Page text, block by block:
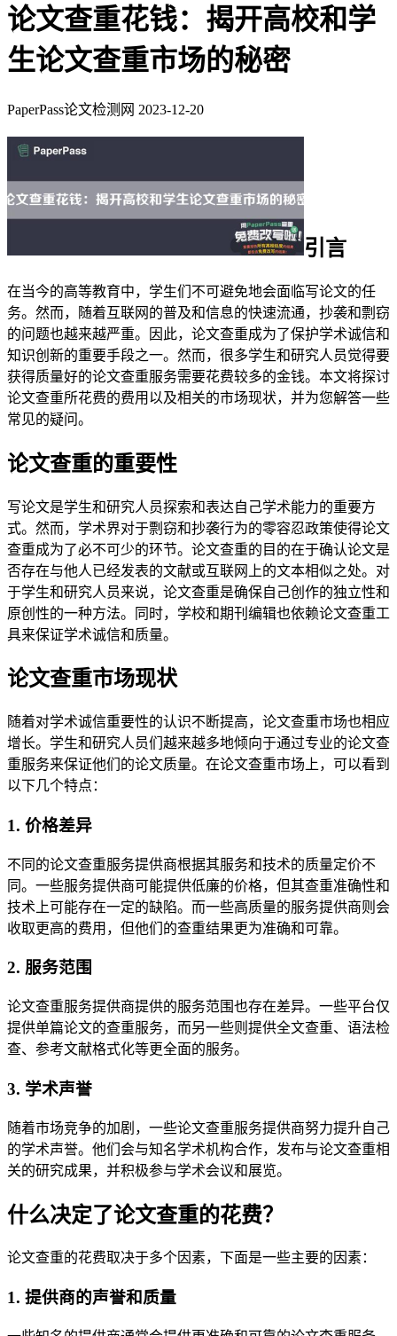
论文查重花钱：揭开高校和学
生论文查重市场的秘密
PaperPass论文检测网 2023-12-20
引言
在当今的高等教育中，学生们不可避免地会面临写论文的任
务。然而，随着互联网的普及和信息的快速流通，抄袭和剽窃
的问题也越来越严重。因此，论文查重成为了保护学术诚信和
知识创新的重要手段之一。然而，很多学生和研究人员觉得要
获得质量好的论文查重服务需要花费较多的金钱。本文将探讨
论文查重所花费的费用以及相关的市场现状，并为您解答一些
常见的疑问。
论文查重的重要性
写论文是学生和研究人员探索和表达自己学术能力的重要方
式。然而，学术界对于剽窃和抄袭行为的零容忍政策使得论文
查重成为了必不可少的环节。论文查重的目的在于确认论文是
否存在与他人已经发表的文献或互联网上的文本相似之处。对
于学生和研究人员来说，论文查重是确保自己创作的独立性和
原创性的一种方法。同时，学校和期刊编辑也依赖论文查重工
具来保证学术诚信和质量。
论文查重市场现状
随着对学术诚信重要性的认识不断提高，论文查重市场也相应
增长。学生和研究人员们越来越多地倾向于通过专业的论文查
重服务来保证他们的论文质量。在论文查重市场上，可以看到
以下几个特点：
1. 价格差异
不同的论文查重服务提供商根据其服务和技术的质量定价不
同。一些服务提供商可能提供低廉的价格，但其查重准确性和
技术上可能存在一定的缺陷。而一些高质量的服务提供商则会
收取更高的费用，但他们的查重结果更为准确和可靠。
2. 服务范围
论文查重服务提供商提供的服务范围也存在差异。一些平台仅
提供单篇论文的查重服务，而另一些则提供全文查重、语法检
查、参考文献格式化等更全面的服务。
3. 学术声誉
随着市场竞争的加剧，一些论文查重服务提供商努力提升自己
的学术声誉。他们会与知名学术机构合作，发布与论文查重相
关的研究成果，并积极参与学术会议和展览。
什么决定了论文查重的花费？
论文查重的花费取决于多个因素，下面是一些主要的因素：
1. 提供商的声誉和质量